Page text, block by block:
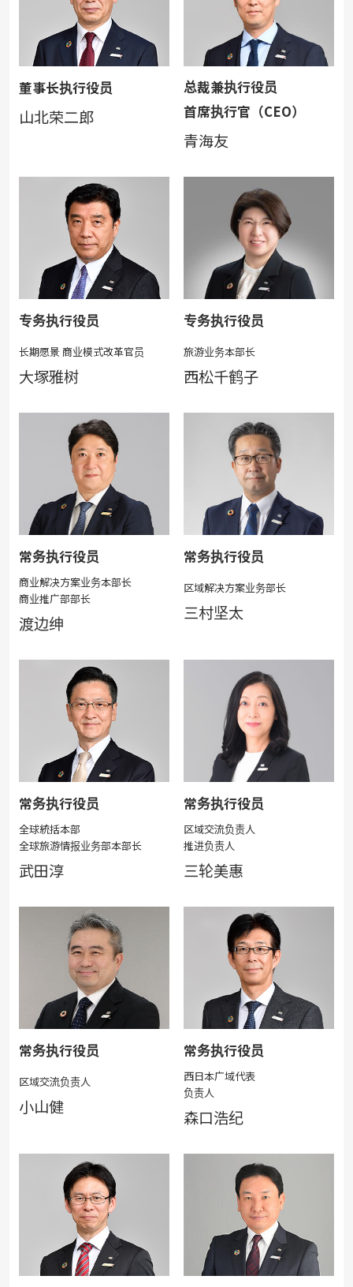
董事长执行役员
山北荣二郎
总裁兼执行役员
首席执行官（CEO）
青海友
专务执行役员
长期愿景 商业模式改革官员
大塚雅树
专务执行役员
旅游业务本部长
西松千鹤子
常务执行役员
商业解决方案业务本部长
商业推广部部长
渡边绅
常务执行役员
区域解决方案业务部长
三村坚太
常务执行役员
全球統括本部
全球旅游情报业务部本部长
武田淳
常务执行役员
区域交流负责人
推进负责人
三轮美惠
常务执行役员
区域交流负责人
小山健
常务执行役员
西日本广域代表
负责人
森口浩纪